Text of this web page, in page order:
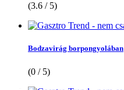
(3.6 / 5)
Bodzavirág borpongyolában
(0 / 5)